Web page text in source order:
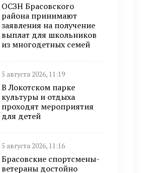
ОСЗН Брасовского
района принимают
заявления на получение
выплат для школьников
из многодетных семей
5 августа 2026, 11:19
В Локотском парке
культуры и отдыха
проходят мероприятия
для детей
5 августа 2026, 11:16
Брасовские спортсмены-
ветераны достойно